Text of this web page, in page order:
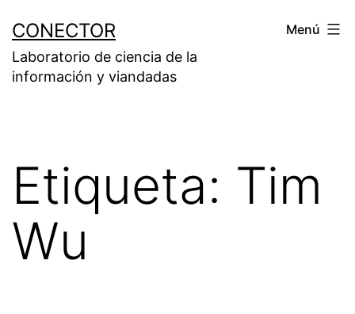
contenido
CONECTOR
Laboratorio de ciencia de la
información y viandadas
Menú
Etiqueta: Tim
Wu